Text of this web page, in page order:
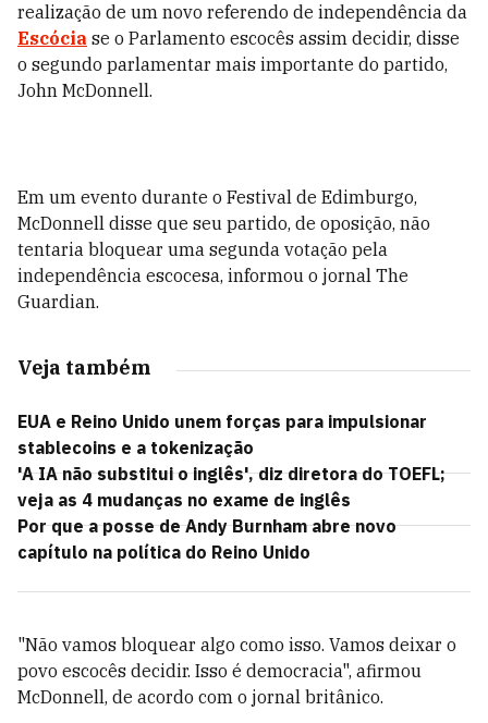
realização de um novo referendo de independência da
Escócia se o Parlamento escocês assim decidir, disse
o segundo parlamentar mais importante do partido,
John McDonnell.
Em um evento durante o Festival de Edimburgo,
McDonnell disse que seu partido, de oposição, não
tentaria bloquear uma segunda votação pela
independência escocesa, informou o jornal The
Guardian.
Veja também
EUA e Reino Unido unem forças para impulsionar
stablecoins e a tokenização
'A IA não substitui o inglês', diz diretora do TOEFL;
veja as 4 mudanças no exame de inglês
Por que a posse de Andy Burnham abre novo
capítulo na política do Reino Unido
"Não vamos bloquear algo como isso. Vamos deixar o
povo escocês decidir. Isso é democracia", afirmou
McDonnell, de acordo com o jornal britânico.